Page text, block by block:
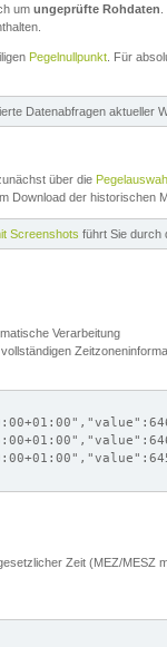
um ungeprüfte Rohdaten
Pegelnullpunkt . Für
Datenabfragen aktueller
über die
Download der historischen
Screenshots führt Sie durch
Verarbeitung
Zeit (MEZ/MESZ